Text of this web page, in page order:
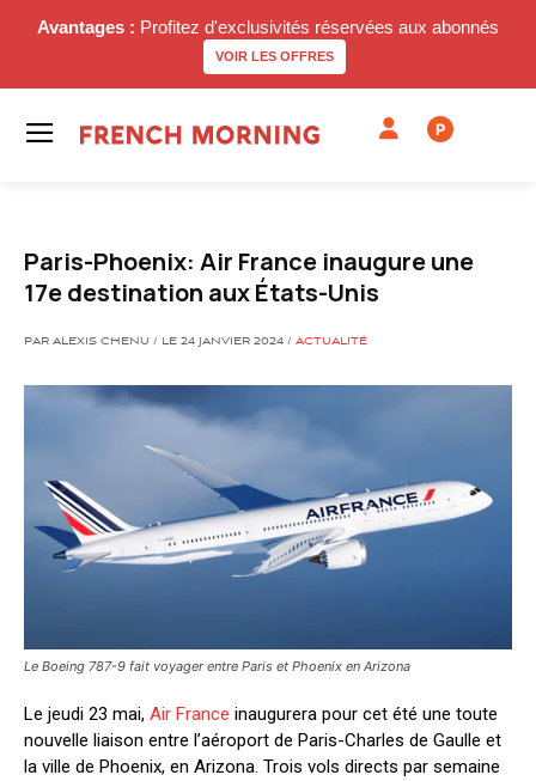
Avantages : Profitez d'exclusivités réservées aux abonnés
VOIR LES OFFRES
P
Paris-Phoenix: Air France inaugure une
17e destination aux États-Unis
PAR ALEXIS CHENU / LE 24 JANVIER 2024 / ACTUALITÉ
Le Boeing 787-9 fait voyager entre Paris et Phoenix en Arizona
Le jeudi 23 mai, Air France inaugurera pour cet été une toute
nouvelle liaison entre l’aéroport de Paris-Charles de Gaulle et
la ville de Phoenix, en Arizona. Trois vols directs par semaine